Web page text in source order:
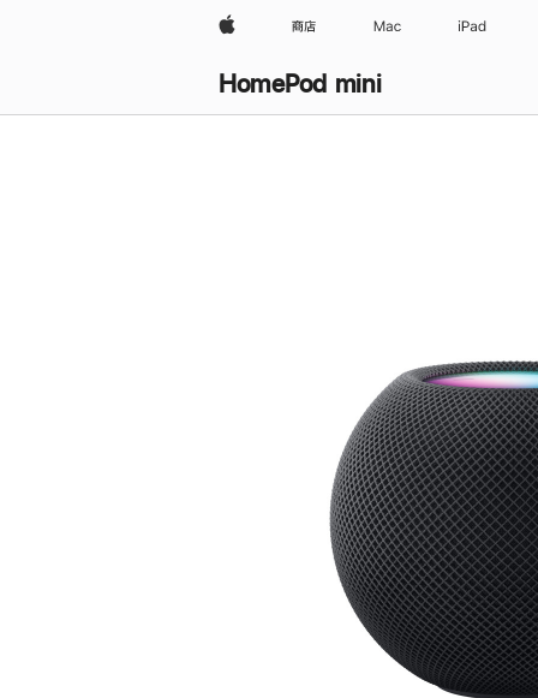
Apple 商店 Mac iPad
HomePod mini